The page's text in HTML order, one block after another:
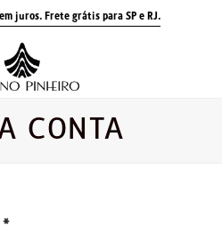
juros. Frete grátis para SP e RJ.
CONTA
*